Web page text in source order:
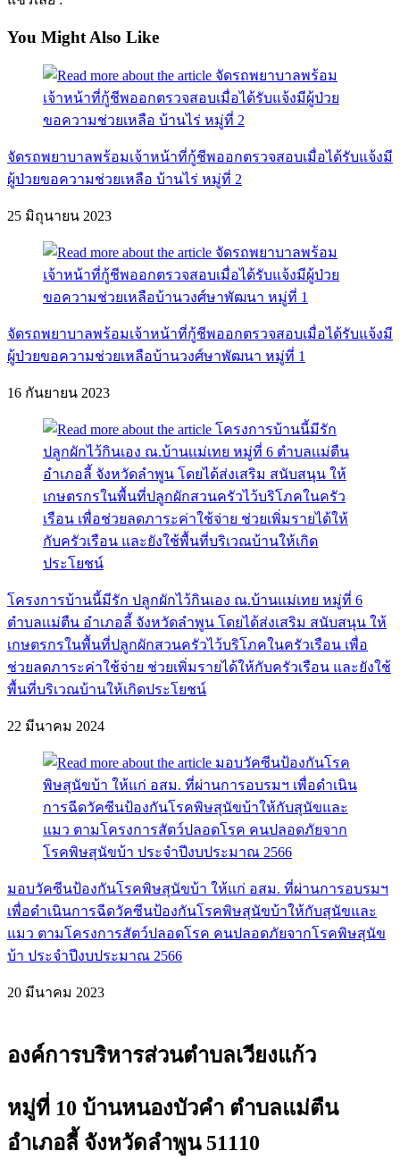
You Might Also Like
จัดรถพยาบาลพร้อมเจ้าหน้าที่กู้ชีพออกตรวจสอบเมื่อได้รับแจ้งมี
ผู้ป่วยขอความช่วยเหลือ บ้านไร่ หมู่ที่ 2
25 มิถุนายน 2023
จัดรถพยาบาลพร้อมเจ้าหน้าที่กู้ชีพออกตรวจสอบเมื่อได้รับแจ้งมี
ผู้ป่วยขอความช่วยเหลือบ้านวงศ์ษาพัฒนา หมู่ที่ 1
16 กันยายน 2023
โครงการบ้านนี้มีรัก ปลูกผักไว้กินเอง ณ.บ้านเเม่เทย หมู่ที่ 6
ตำบลเเม่ตืน อำเภอลี้ จังหวัดลำพูน โดยได้ส่งเสริม สนับสนุน ให้
เกษตรกรในพื้นที่ปลูกผักสวนครัวไว้บริโภคในครัวเรือน เพื่อ
ช่วยลดภาระค่าใช้จ่าย ช่วยเพิ่มรายได้ให้กับครัวเรือน และยังใช้
พื้นที่บริเวณบ้านให้เกิดประโยชน์
22 มีนาคม 2024
มอบวัคซีนป้องกันโรคพิษสุนัขบ้า ให้แก่ อสม. ที่ผ่านการอบรมฯ
เพื่อดำเนินการฉีดวัคซีนป้องกันโรคพิษสุนัขบ้าให้กับสุนัขและ
แมว ตามโครงการสัตว์ปลอดโรค คนปลอดภัยจากโรคพิษสุนัข
บ้า ประจำปีงบประมาณ 2566
20 มีนาคม 2023
องค์การบริหารส่วนตำบลเวียงแก้ว
หมู่ที่ 10 บ้านหนองบัวคำ ตำบลแม่ตืน
อำเภอลี้ จังหวัดลำพูน 51110